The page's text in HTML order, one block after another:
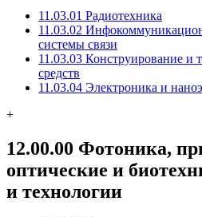
11.03.01 Радиотехника
11.03.02
системы связи
11.03.03 Конструирование и
средств
11.03.04 Электроника и
+
12.00.00 Фотоника,
оптические и
и технологии